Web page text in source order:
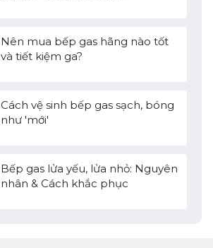
Nên mua bếp gas hãng nào tốt
và tiết kiệm ga?
Cách vệ sinh bếp gas sạch, bóng
như 'mới'
Bếp gas lửa yếu, lửa nhỏ: Nguyên
nhân & Cách khắc phục